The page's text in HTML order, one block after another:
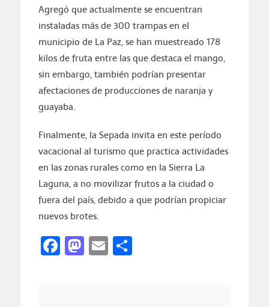
Agregó que actualmente se encuentran
instaladas más de 300 trampas en el
municipio de La Paz, se han muestreado 178
kilos de fruta entre las que destaca el mango,
sin embargo, también podrían presentar
afectaciones de producciones de naranja y
guayaba.
Finalmente, la Sepada invita en este período
vacacional al turismo que practica actividades
en las zonas rurales como en la Sierra La
Laguna, a no movilizar frutos a la ciudad o
fuera del país, debido a que podrían propiciar
nuevos brotes.
Facebook
Mastodon
EmailCompartir